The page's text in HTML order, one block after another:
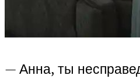
— Анна, ты